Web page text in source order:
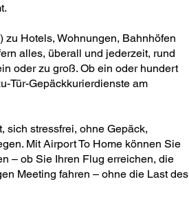
zu Hotels, Wohnungen, Bahnhöfen
alles, überall und jederzeit, rund
oder zu groß. Ob ein oder hundert
Tür-Gepäckkurierdienste am
sich stressfrei, ohne Gepäck,
Mit Airport To Home können Sie
– ob Sie Ihren Flug erreichen, die
Meeting fahren – ohne die Last des